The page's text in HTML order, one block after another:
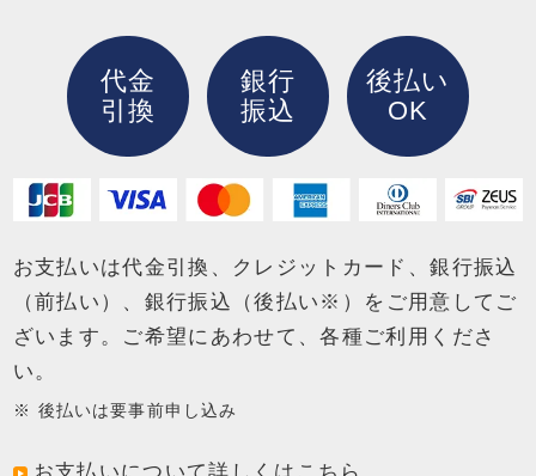
お支払いは代金引換、クレジットカード、銀行振込
（前払い）、銀行振込（後払い※）を ご用意してご
ざいます。ご希望にあわせて、各種ご利用くださ
い。
後払いは要事前申し込み
代金
引換
銀行
振込
後払い
OK